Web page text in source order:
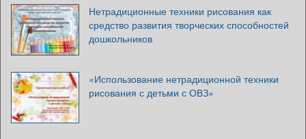
Нетрадиционные техники рисования как
средство развития творческих способностей
дошкольников
«Использование нетрадиционной техники
рисования с детьми с ОВЗ»